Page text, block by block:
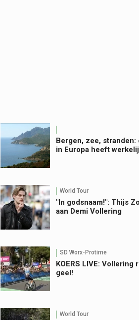
Bergen, zee,
in Europa heeft
World Tour
"In godsnaam!": Thijs
aan Demi Vollering
SD Worx-Protime
KOERS LIVE:
geel!
World Tour